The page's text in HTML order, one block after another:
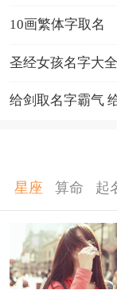
云灵、洛亦、
妤兰、乐瑶、
映秋、映雪、
忆辰、晓星、
怡琪、黛玲、
怡佳、媚汝、
依佳、舒香、
依晨、依辰、
10画繁体字取名
圣经女孩名字大
给剑取名字霸气
星座 算命 起